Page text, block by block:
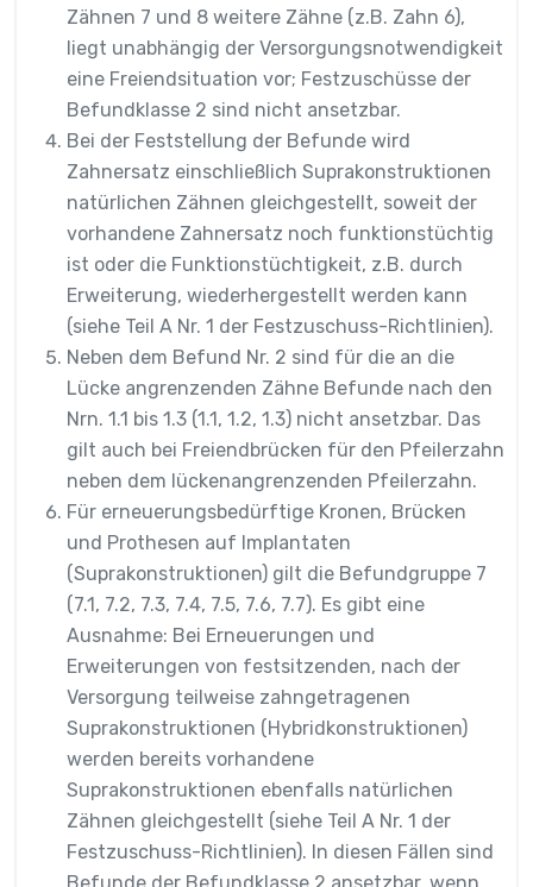
Zähnen 7 und 8 weitere Zähne (z.B. Zahn 6),
liegt unabhängig der Versorgungsnotwendigkeit
eine Freiendsituation vor; Festzuschüsse der
Befundklasse 2 sind nicht ansetzbar.
Bei der Feststellung der Befunde wird
Zahnersatz einschließlich Suprakonstruktionen
natürlichen Zähnen gleichgestellt, soweit der
vorhandene Zahnersatz noch funktionstüchtig
ist oder die Funktionstüchtigkeit, z.B. durch
Erweiterung, wiederhergestellt werden kann
(siehe Teil A Nr. 1 der Festzuschuss-Richtlinien).
Neben dem Befund Nr. 2 sind für die an die
Lücke angrenzenden Zähne Befunde nach den
Nrn. 1.1 bis 1.3 (1.1, 1.2, 1.3) nicht ansetzbar. Das
gilt auch bei Freiendbrücken für den Pfeilerzahn
neben dem lückenangrenzenden Pfeilerzahn.
Für erneuerungsbedürftige Kronen, Brücken
und Prothesen auf Implantaten
(Suprakonstruktionen) gilt die Befundgruppe 7
(7.1, 7.2, 7.3, 7.4, 7.5, 7.6, 7.7). Es gibt eine
Ausnahme: Bei Erneuerungen und
Erweiterungen von festsitzenden, nach der
Versorgung teilweise zahngetragenen
Suprakonstruktionen (Hybridkonstruktionen)
werden bereits vorhandene
Suprakonstruktionen ebenfalls natürlichen
Zähnen gleichgestellt (siehe Teil A Nr. 1 der
Festzuschuss-Richtlinien). In diesen Fällen sind